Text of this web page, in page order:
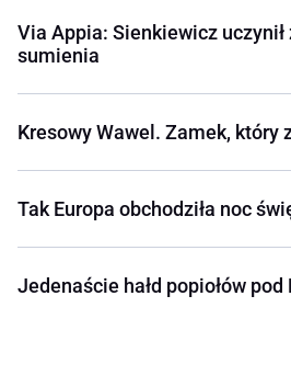
Via Appia: Sienkiewicz uczynił
sumienia
Kresowy Wawel. Zamek, który
Tak Europa obchodziła noc
Jedenaście hałd popiołów